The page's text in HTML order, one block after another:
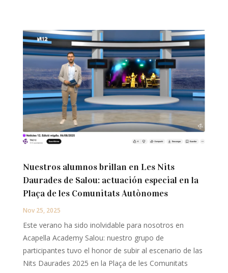
Nuestros alumnos brillan en Les Nits
Daurades de Salou: actuación especial en la
Plaça de les Comunitats Autònomes
Nov 25, 2025
Este verano ha sido inolvidable para nosotros en
Acapella Academy Salou: nuestro grupo de
participantes tuvo el honor de subir al escenario de las
Nits Daurades 2025 en la Plaça de les Comunitats